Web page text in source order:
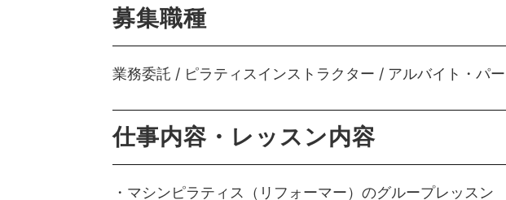
募集職種
業務委託 / ピラティスインストラクター / アルバイト・パー
仕事内容・レッスン内容
・マシンピラティス（リフォーマー）のグループレッスン